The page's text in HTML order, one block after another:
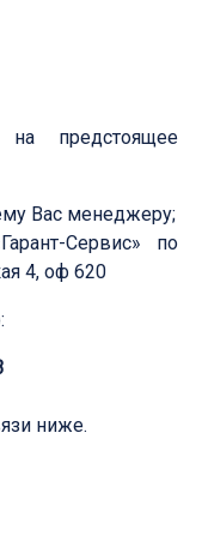
предстоящее
Вас менеджеру;
Сервис» по
4, оф 620
ниже.